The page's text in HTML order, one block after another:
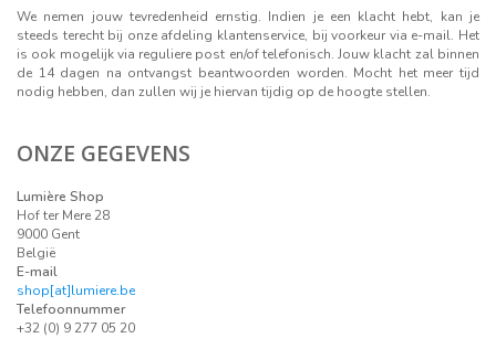
We nemen jouw tevredenheid ernstig. Indien je een klacht hebt, kan je
steeds terecht bij onze afdeling klantenservice, bij voorkeur via e-mail. Het
is ook mogelijk via reguliere post en/of telefonisch. Jouw klacht zal binnen
de 14 dagen na ontvangst beantwoorden worden. Mocht het meer tijd
nodig hebben, dan zullen wij je hiervan tijdig op de hoogte stellen.
ONZE GEGEVENS
Lumière Shop
Hof ter Mere 28
9000 Gent
België
E-mail
shop[at]lumiere.be
Telefoonnummer
+32 (0) 9 277 05 20